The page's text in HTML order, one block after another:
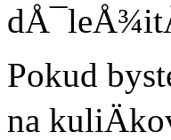
Pokud
na